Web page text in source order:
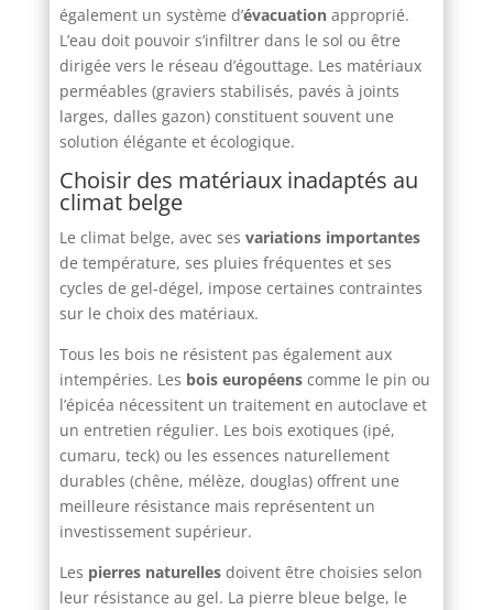
également un système d’évacuationapproprié.
L’eau doit pouvoir s’infiltrer dans le sol ou être
dirigée vers le réseau d’égouttage. Les matériaux
perméables (graviers stabilisés, pavés à joints
larges, dalles gazon) constituent souvent une
solution élégante et écologique.
Choisir des matériaux inadaptés au
climat belge
Le climat belge, avec ses variations importantes
de température, ses pluies fréquentes et ses
cycles de gel-dégel, impose certaines contraintes
sur le choix des matériaux.
Tous les bois ne résistent pas également aux
intempéries. Les bois européenscomme le pin ou
l’épicéa nécessitent un traitement en autoclave et
un entretien régulier. Les bois exotiques (ipé,
cumaru, teck) ou les essences naturellement
durables (chêne, mélèze, douglas) offrent une
meilleure résistance mais représentent un
investissement supérieur.
Les pierres naturellesdoivent être choisies selon
leur résistance au gel. La pierre bleue belge, le